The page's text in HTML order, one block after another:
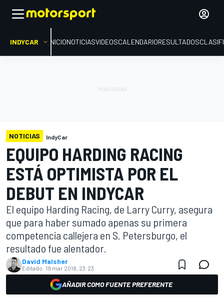
INDYCAR INICIONOTICIASVIDEOSCALENDARIORESULTADOS
NOTICIAS IndyCar
EQUIPO HARDING RACING
ESTÁ OPTIMISTA POR EL
DEBUT EN INDYCAR
El equipo Harding Racing, de Larry Curry, asegura
que para haber sumado apenas su primera
competencia callejera en S. Petersburgo, el
resultado fue alentador.
David Malsher
Editado: 19 mar 2018, 23:23
AÑADIR COMO FUENTE PREFERENTE